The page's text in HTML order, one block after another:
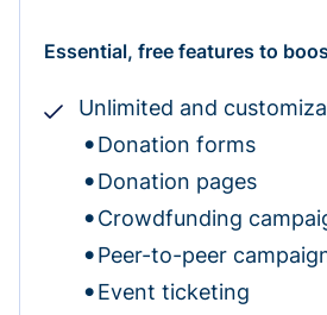
Essential, free features to
Unlimited and
Donation forms
Donation pages
Crowdfunding
Peer-to-peer
Event ticketing